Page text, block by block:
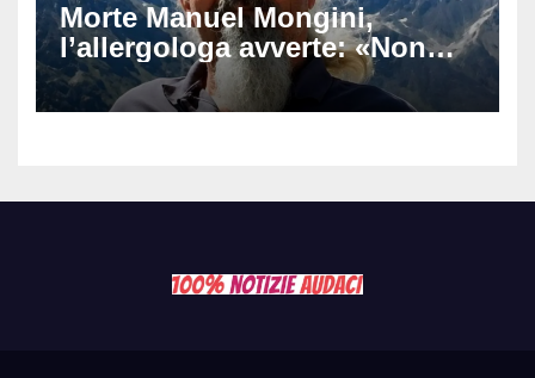
Morte Manuel Mongini,
l’allergologa avverte: «Non
aspettate di sapere se siete
allergici»